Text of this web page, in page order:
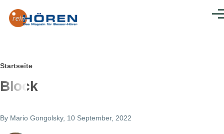
Pfadnavigation
Startseite
Block
By Mario Gongolsky, 10 September, 2022